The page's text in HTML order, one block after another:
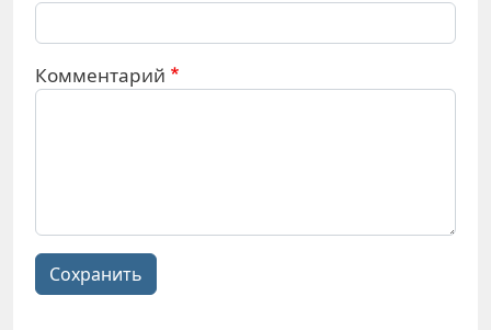
Комментарий
Сохранить